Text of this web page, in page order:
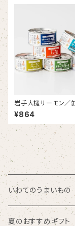
岩手大槌サーモン
¥864
いわてのうまいもの
海の幸
夏のおすすめギフト